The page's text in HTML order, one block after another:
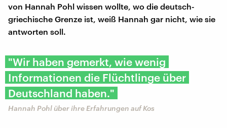
von Hannah Pohl wissen wollte, wo die deutsch-
griechische Grenze ist, weiß Hannah gar nicht, wie sie
antworten soll.
"Wir haben gemerkt, wie wenig
Informationen die Flüchtlinge über
Deutschland haben."
Hannah Pohl über ihre Erfahrungen auf Kos